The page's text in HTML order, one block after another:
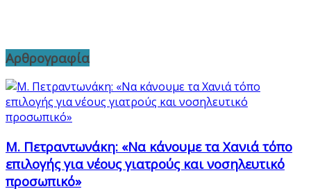
Αρθρογραφία
Μ. Πετραντωνάκη: «Να κάνουμε τα Χανιά τόπο
επιλογής για νέους γιατρούς και νοσηλευτικό
προσωπικό»